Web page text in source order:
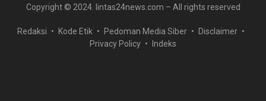
Copyright © 2024. lintas24news.com – All rights reserved
Redaksi Kode Etik Pedoman Media Siber
Disclaimer
Privacy Policy
Indeks